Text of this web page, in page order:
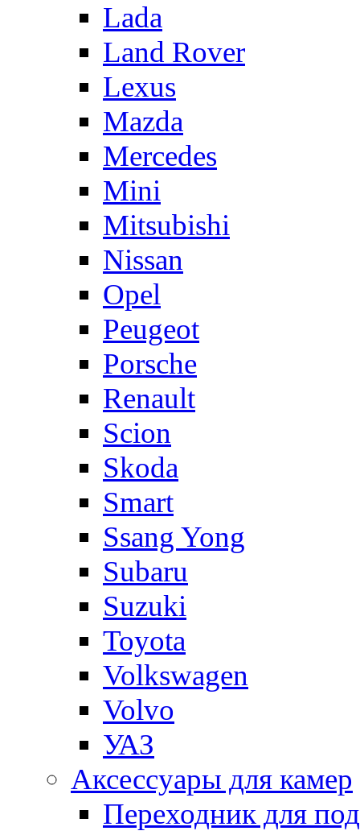
Lada
Land Rover
Lexus
Mazda
Mercedes
Mini
Mitsubishi
Nissan
Opel
Peugeot
Porsche
Renault
Scion
Skoda
Smart
Ssang Yong
Subaru
Suzuki
Toyota
Volkswagen
Volvo
УАЗ
Аксессуары для камер
Переходник для